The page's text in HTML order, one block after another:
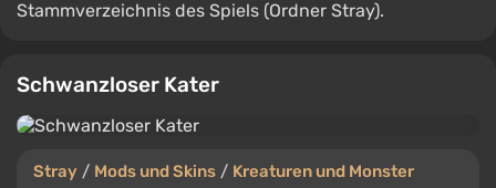
Stammverzeichnis des Spiels (Ordner Stray).
Schwanzloser Kater
Stray / Mods und Skins / Kreaturen und Monster